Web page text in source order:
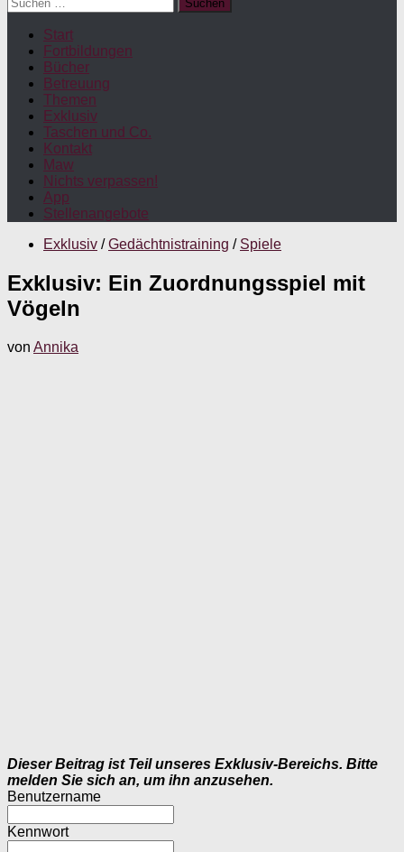
nach:
Start
Fortbildungen
Bücher
Betreuung
Themen
Exklusiv
Taschen und Co.
Kontakt
Maw
Nichts verpassen!
App
Stellenangebote
Exklusiv / Gedächtnistraining / Spiele
Exklusiv: Ein Zuordnungsspiel mit
Vögeln
von Annika
Dieser Beitrag ist Teil unseres Exklusiv-Bereichs. Bitte
melden Sie sich an, um ihn anzusehen.
Benutzername
Kennwort